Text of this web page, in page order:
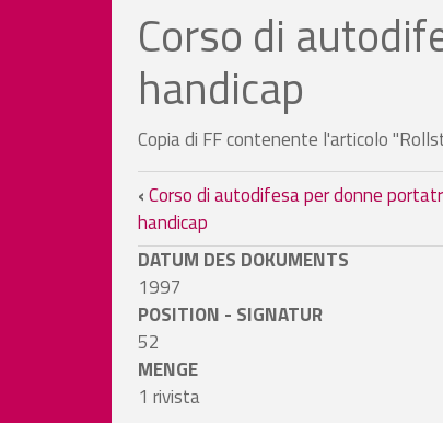
Corso di
handicap
Copia di FF contenente l'articolo
Links für das
‹Corso di autodifesa per donne
handicap
DATUM DES DOKUMENTS
1997
POSITION - SIGNATUR
52
MENGE
1 rivista